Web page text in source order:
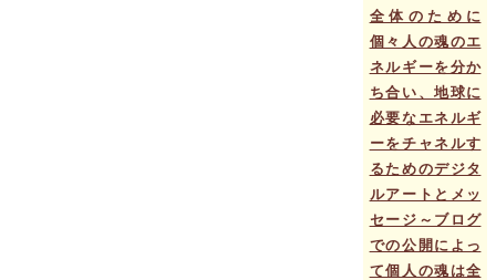
全体のために
個々人の魂のエ
ネルギーを分か
ち合い、地球に
必要なエネルギ
ーをチャネルす
るためのデジタ
ルアートとメッ
セージ～ブログ
での公開によっ
て個人の魂は全